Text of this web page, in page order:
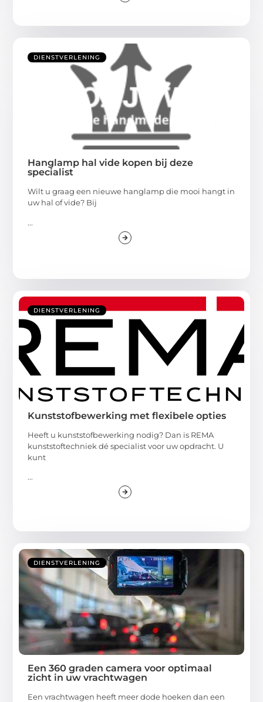
DIENSTVERLENING
Hanglamp hal vide kopen bij deze
specialist
Wilt u graag een nieuwe hanglamp die mooi hangt in
uw hal of vide? Bij
...
DIENSTVERLENING
Kunststofbewerking met flexibele opties
Heeft u kunststofbewerking nodig? Dan is REMA
kunststoftechniek dé specialist voor uw opdracht. U
kunt
...
DIENSTVERLENING
Een 360 graden camera voor optimaal
zicht in uw vrachtwagen
Een vrachtwagen heeft meer dode hoeken dan een